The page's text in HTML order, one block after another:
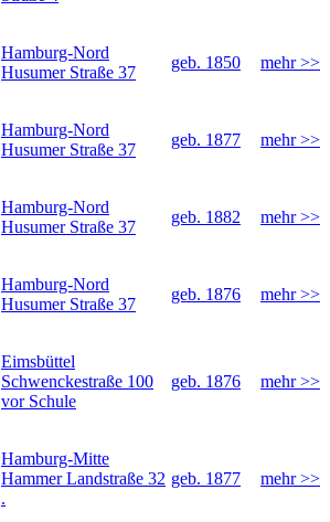
Hamburg-Nord
Husumer Straße 37
geb. 1850 mehr >>
Hamburg-Nord
Husumer Straße 37
geb. 1877 mehr >>
Hamburg-Nord
Husumer Straße 37
geb. 1882 mehr >>
Hamburg-Nord
Husumer Straße 37
geb. 1876 mehr >>
Eimsbüttel
Schwenckestraße 100
vor Schule
geb. 1876 mehr >>
Hamburg-Mitte
Hammer Landstraße 32
.
geb. 1877 mehr >>